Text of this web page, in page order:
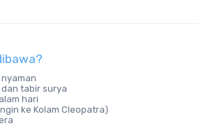
tabir surya
hari
ke Kolam Cleopatra)